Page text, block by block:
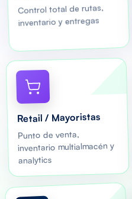
Control total de rutas,
inventario y entregas
Retail / Mayoristas
Punto de venta,
inventario multialmacén y
analytics